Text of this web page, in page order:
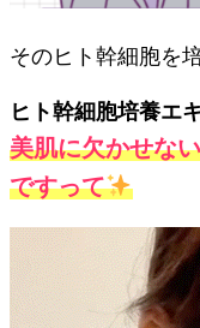
そのヒト幹細胞を
ヒト幹細胞培養エ
美肌に欠かせな
ですって